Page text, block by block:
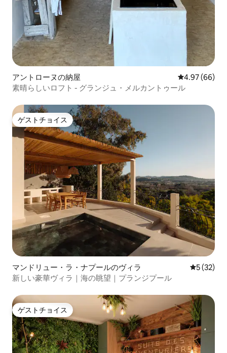
アントローヌの納屋 レビュー66
4.97 (66)
素晴らしいロフト - グランジュ・メルカントゥール
ゲストチョイス
ゲストチョイス
マンドリュー・ラ・ナプールのヴィラ レビュー
5 (32)
新しい豪華ヴィラ｜海の眺望｜プランジプール
ゲストチョイス
ゲストチョイス